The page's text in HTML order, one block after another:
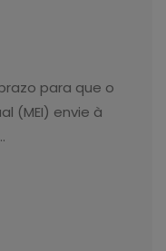
para que o
(MEI) envie à